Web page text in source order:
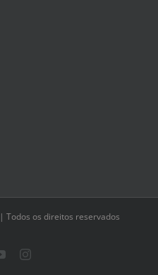
Todos os direitos reservados
YouTubeInstagram